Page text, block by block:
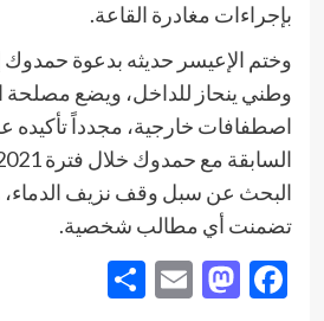
بإجراءات مغادرة القاعة.
وختم الإعيسر حديثه بدعوة
وطني ينحاز للداخل، ويضع
اصطفافات خارجية، مجدداً تأكيده
البحث عن سبل وقف نزيف الدماء،
تضمنت أي مطالب شخصية.
Facebook
Mastodon
Email